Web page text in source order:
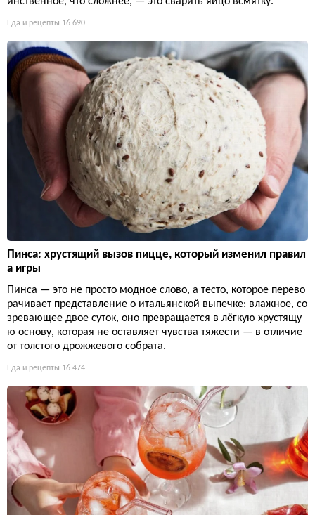
Еда и рецепты 16 690
Пинса: хрустящий вызов пицце, который изменил правил
а игры
Пинса — это не просто модное слово, а тесто, которое перево
рачивает представление о итальянской выпечке: влажное, со
зревающее двое суток, оно превращается в лёгкую хрустящу
ю основу, которая не оставляет чувства тяжести — в отличие
от толстого дрожжевого собрата.
Еда и рецепты 16 474